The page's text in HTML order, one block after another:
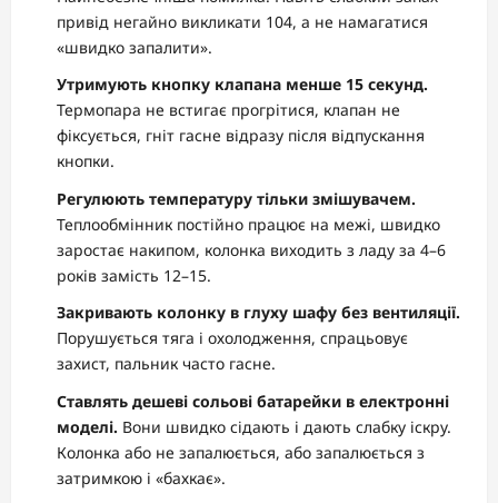
привід негайно викликати 104, а не намагатися
«швидко запалити».
Утримують кнопку клапана менше 15 секунд.
Термопара не встигає прогрітися, клапан не
фіксується, гніт гасне відразу після відпускання
кнопки.
Регулюють температуру тільки змішувачем.
Теплообмінник постійно працює на межі, швидко
заростає накипом, колонка виходить з ладу за 4–6
років замість 12–15.
Закривають колонку в глуху шафу без вентиляції.
Порушується тяга і охолодження, спрацьовує
захист, пальник часто гасне.
Ставлять дешеві сольові батарейки в електронні
моделі. Вони швидко сідають і дають слабку іскру.
Колонка або не запалюється, або запалюється з
затримкою і «бахкає».